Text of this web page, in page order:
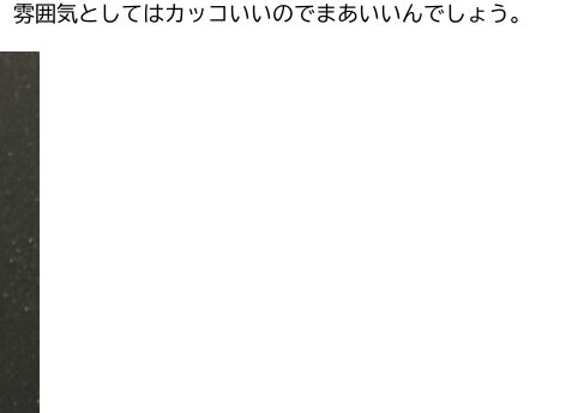
囲気としてはカッコいいのでまあいいんでしょう。